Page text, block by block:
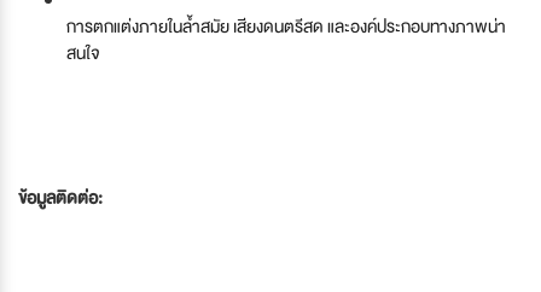
การตกแต่งภายในล้ำสมัย เสียงดนตรีสด และองค์ประกอบทางภาพน่า
สนใจ
ข้อมูลติดต่อ: